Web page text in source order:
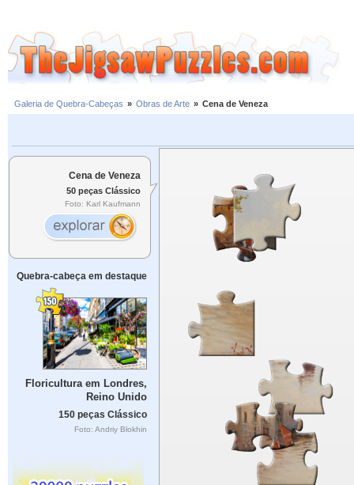
Galeria de Quebra-Cabeças » Obras de Arte » Cena de Veneza
Cena de Veneza
50 peças Clássico
Foto: Karl Kaufmann
Quebra-cabeça em destaque
Floricultura em Londres,
Reino Unido
150 peças Clássico
Foto: Andriy Blokhin